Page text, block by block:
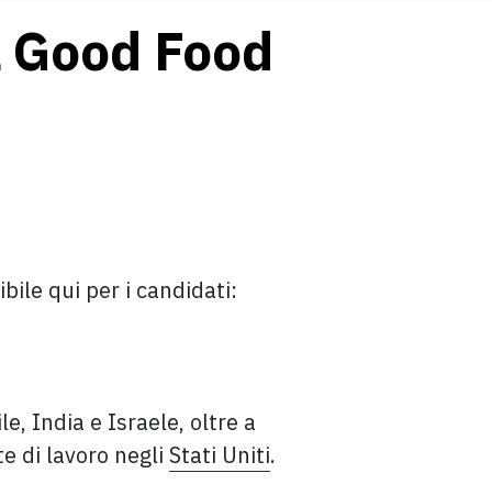
Food
qui per i candidati:
India e Israele, oltre a
di lavoro negli Stati Uniti.